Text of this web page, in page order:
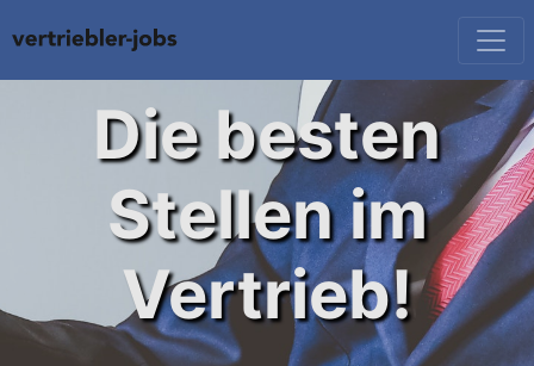
Die besten
Stellen im
Vertrieb!